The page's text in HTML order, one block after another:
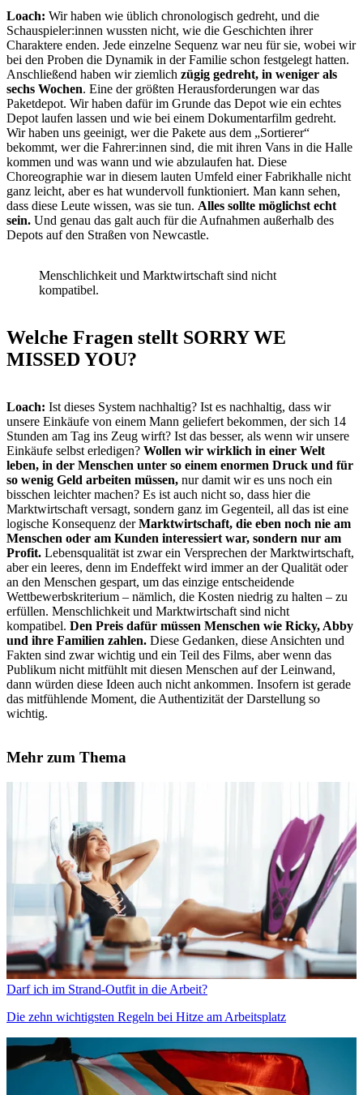
Loach: Wir haben wie üblich chronologisch gedreht, und die
Schauspieler:innen wussten nicht, wie die Geschichten ihrer
Charaktere enden. Jede einzelne Sequenz war neu für sie, wobei wir
bei den Proben die Dynamik in der Familie schon festgelegt hatten.
Anschließend haben wir ziemlich zügig gedreht, in weniger als
sechs Wochen. Eine der größten Herausforderungen war das
Paketdepot. Wir haben dafür im Grunde das Depot wie ein echtes
Depot laufen lassen und wie bei einem Dokumentarfilm gedreht.
Wir haben uns geeinigt, wer die Pakete aus dem „Sortierer“
bekommt, wer die Fahrer:innen sind, die mit ihren Vans in die Halle
kommen und was wann und wie abzulaufen hat. Diese
Choreographie war in diesem lauten Umfeld einer Fabrikhalle nicht
ganz leicht, aber es hat wundervoll funktioniert. Man kann sehen,
dass diese Leute wissen, was sie tun. Alles sollte möglichst echt
sein. Und genau das galt auch für die Aufnahmen außerhalb des
Depots auf den Straßen von Newcastle.
Menschlichkeit und Marktwirtschaft sind nicht
kompatibel.
Welche Fragen stellt SORRY WE
MISSED YOU?
Loach: Ist dieses System nachhaltig? Ist es nachhaltig, dass wir
unsere Einkäufe von einem Mann geliefert bekommen, der sich 14
Stunden am Tag ins Zeug wirft? Ist das besser, als wenn wir unsere
Einkäufe selbst erledigen? Wollen wir wirklich in einer Welt
leben, in der Menschen unter so einem enormen Druck und für
so wenig Geld arbeiten müssen, nur damit wir es uns noch ein
bisschen leichter machen? Es ist auch nicht so, dass hier die
Marktwirtschaft versagt, sondern ganz im Gegenteil, all das ist eine
logische Konsequenz derMarktwirtschaft, die eben noch nie am
Menschen oder am Kunden interessiert war, sondern nur am
Profit. Lebensqualität ist zwar ein Versprechen der Marktwirtschaft,
aber ein leeres, denn im Endeffekt wird immer an der Qualität oder
an den Menschen gespart, um das einzige entscheidende
Wettbewerbskriterium – nämlich, die Kosten niedrig zu halten – zu
erfüllen. Menschlichkeit und Marktwirtschaft sind nicht
kompatibel. Den Preis dafür müssen Menschen wie Ricky, Abby
und ihre Familien zahlen. Diese Gedanken, diese Ansichten und
Fakten sind zwar wichtig und ein Teil des Films, aber wenn das
Publikum nicht mitfühlt mit diesen Menschen auf der Leinwand,
dann würden diese Ideen auch nicht ankommen. Insofern ist gerade
das mitfühlende Moment, die Authentizität der Darstellung so
wichtig.
Mehr zum Thema
Darf ich im Strand-Outfit in die Arbeit?
Die zehn wichtigsten Regeln bei Hitze am Arbeitsplatz